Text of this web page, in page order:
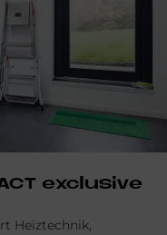
ex­clu­si­ve
Heiztechnik,